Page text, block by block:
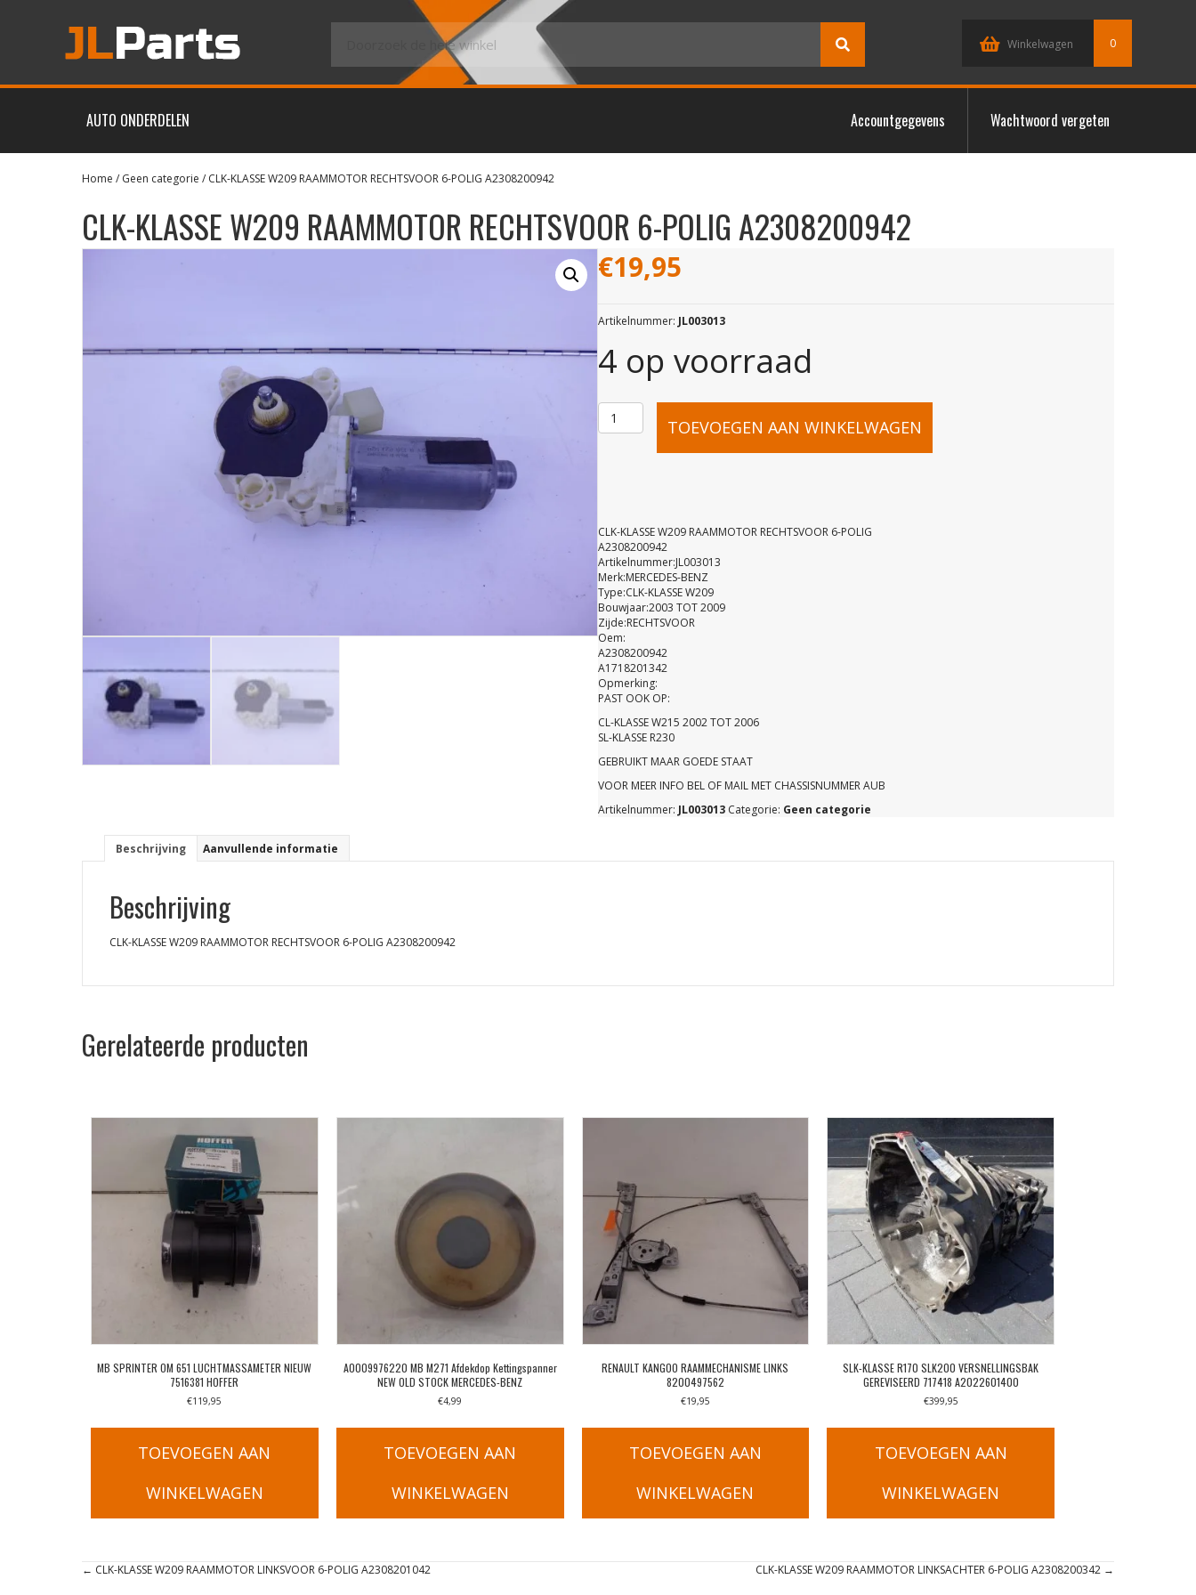
Winkelwagen 0
AUTO ONDERDELEN Accountgegevens Wachtwoord vergeten
Home / Geen categorie / CLK-KLASSE W209 RAAMMOTOR RECHTSVOOR 6-POLIG A2308200942
CLK-KLASSE W209 RAAMMOTOR RECHTSVOOR 6-POLIG A2308200942
€19,95
Artikelnummer: JL003013
4 op voorraad
CLK-
W209
RAAMMOTOR
RECHTSVOOR
6-
POLIG
A2308200942
TOEVOEGEN AAN WINKELWAGEN
CLK-KLASSE W209 RAAMMOTOR RECHTSVOOR 6-POLIG
A2308200942
Artikelnummer:JL003013
Merk:MERCEDES-BENZ
Type:CLK-KLASSE W209
Bouwjaar:2003 TOT 2009
Zijde:RECHTSVOOR
Oem:
A2308200942
A1718201342
Opmerking:
PAST OOK OP:
CL-KLASSE W215 2002 TOT 2006
SL-KLASSE R230
GEBRUIKT MAAR GOEDE STAAT
VOOR MEER INFO BEL OF MAIL MET CHASSISNUMMER AUB
Artikelnummer: JL003013 Categorie: Geen categorie
Beschrijving Aanvullende informatie
Beschrijving
CLK-KLASSE W209 RAAMMOTOR RECHTSVOOR 6-POLIG A2308200942
Gerelateerde producten
MB SPRINTER OM 651 LUCHTMASSAMETER NIEUW
7516381 HOFFER
€119,95
TOEVOEGEN AAN
WINKELWAGEN
A0009976220 MB M271 Afdekdop Kettingspanner
NEW OLD STOCK MERCEDES-BENZ
€4,99
TOEVOEGEN AAN
WINKELWAGEN
RENAULT KANGOO RAAMMECHANISME LINKS
8200497562
€19,95
TOEVOEGEN AAN
WINKELWAGEN
SLK-KLASSE R170 SLK200 VERSNELLINGSBAK
GEREVISEERD 717418 A2022601400
€399,95
TOEVOEGEN AAN
WINKELWAGEN
Posts
← CLK-KLASSE W209 RAAMMOTOR LINKSVOOR 6-POLIG A2308201042 CLK-KLASSE W209 RAAMMOTOR LINKSACHTER 6-POLIG A2308200342 →